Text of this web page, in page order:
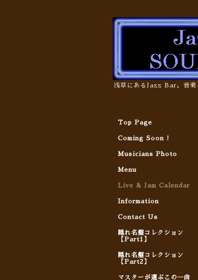
浅草にあるJazz Bar。音
Top Page
Coming Soon !
Musicians Photo
Menu
Live & Jam Calendar
Information
Contact Us
隠れ名盤コレクション
【Part1】
隠れ名盤コレクション
【Part2】
マスターが選ぶこの一曲